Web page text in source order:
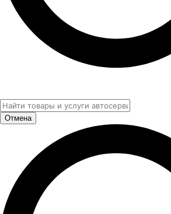
Отмена